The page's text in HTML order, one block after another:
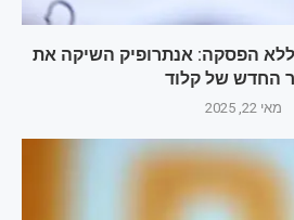
7 שעות ללא הפסקה: אנתרופיק השיקה את
החדש של קלוד
מאי 22, 2025